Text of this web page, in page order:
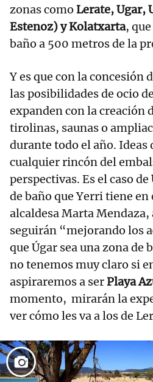
zonas como Lerate, Ugar,
Estenoz) y Kolatxarta,
baño a 500 metros de la
Y es que con la concesión
las posibilidades de ocio
expanden con la creación
tirolinas, saunas o
durante todo el año. Ideas
cualquier rincón del
perspectivas. Es el caso de
de baño que Yerri tiene en
alcaldesa Marta Mendaza,
seguirán “mejorando los
que Úgar sea una zona de
no tenemos muy claro si
aspiraremos a serPlaya
momento, mirarán la
ver cómo les va a los de